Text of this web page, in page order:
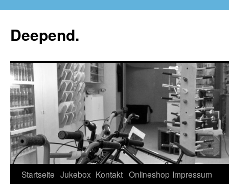
Deepend.
Startseite Jukebox Kontakt Onlineshop Impressum